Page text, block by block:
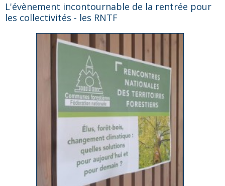
L'évènement incontournable de la rentrée pour
les collectivités - les RNTF